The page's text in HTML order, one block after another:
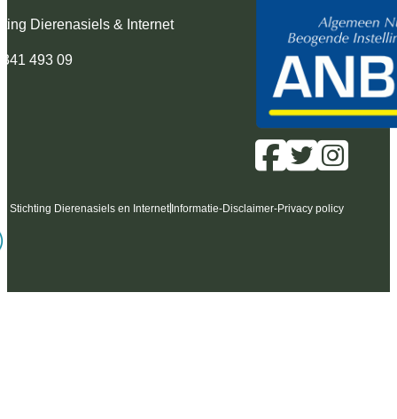
Dierenasiels & Internet
493 09
Stichting Dierenasiels en Internet Informatie-Disclaimer-Privacy policy